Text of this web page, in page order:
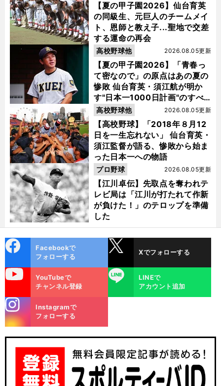
【夏の甲子園2026】仙台育英
の同級生、元巨人のチームメイ
ト、恩師と教え子...聖地で交差
する運命の再会
【夏の甲子園2026】「青春っ
て密なので」の原点はあの夏の
惨敗 仙台育英・須江航が明か
す"日本一1000日計画"のすべ
て
2026.08.05更新
高校野球他
【高校野球】「2018年８月12
日を一生忘れない」 仙台育英・
須江監督が語る、惨敗から始ま
った日本一への物語
2026.08.05更新
高校野球他
【江川卓伝】先取点を奪われテ
レビ局は「江川が打たれて作新
が負けた！」のテロップを準備
した
2026.08.05更新
プロ野球
ok
Facebookで
フォローする
Xでフォローする
YouTubeで
チャンネル登録
LINE
LINEで
アカウント追加
m
Instagramで
フォローする